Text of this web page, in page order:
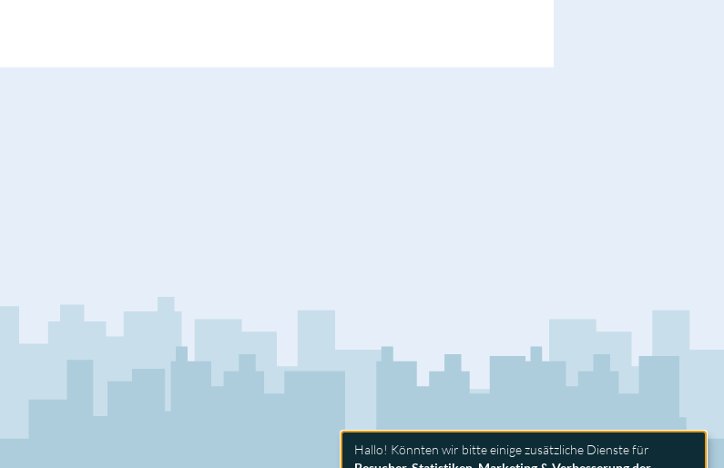
Hallo! Könnten wir bitte einige zusätzliche Dienste für